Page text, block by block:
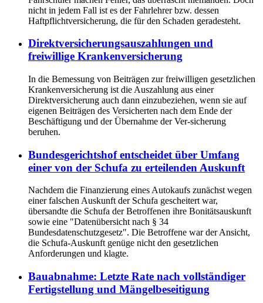
nicht in jedem Fall ist es der Fahrlehrer bzw. dessen
Haftpflichtversicherung, die für den Schaden geradesteht.
Direktversicherungsauszahlungen und
freiwillige Krankenversicherung
In die Bemessung von Beiträgen zur freiwilligen gesetzlichen
Krankenversicherung ist die Auszahlung aus einer
Direktversicherung auch dann einzubeziehen, wenn sie auf
eigenen Beiträgen des Versicherten nach dem Ende der
Beschäftigung und der Übernahme der Ver-sicherung
beruhen.
Bundesgerichtshof entscheidet über Umfang
einer von der Schufa zu erteilenden Auskunft
Nachdem die Finanzierung eines Autokaufs zunächst wegen
einer falschen Auskunft der Schufa gescheitert war,
übersandte die Schufa der Betroffenen ihre Bonitätsauskunft
sowie eine "Datenübersicht nach § 34
Bundesdatenschutzgesetz". Die Betroffene war der Ansicht,
die Schufa-Auskunft genüge nicht den gesetzlichen
Anforderungen und klagte.
Bauabnahme: Letzte Rate nach vollständiger
Fertigstellung und Mängelbeseitigung